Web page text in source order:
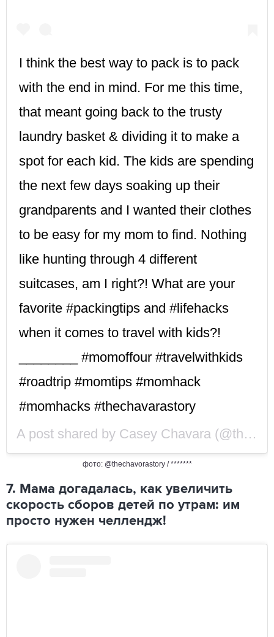
I think the best way to pack is to pack
with the end in mind. For me this time,
that meant going back to the trusty
laundry basket & dividing it to make a
spot for each kid. The kids are spending
the next few days soaking up their
grandparents and I wanted their clothes
to be easy for my mom to find. Nothing
like hunting through 4 different
suitcases, am I right?! What are your
favorite #packingtips and #lifehacks
when it comes to travel with kids?!
________ #momoffour #travelwithkids
#roadtrip #momtips #momhack
#momhacks #thechavarastory
A post shared by Casey Chavara (@thechavarastory) on
фото: @thechavorastory / *******
7. Мама догадалась, как увеличить
скорость сборов детей по утрам: им
просто нужен челлендж!